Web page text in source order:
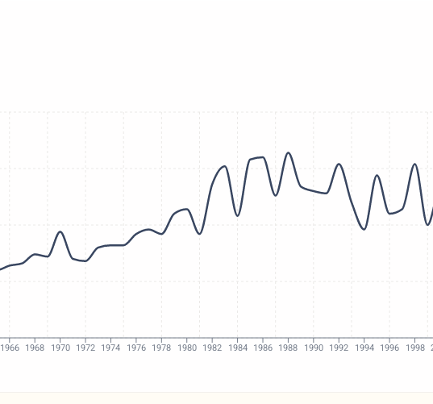
1966 1968 1970 1972 1974 1976 1978 1980 1982 1984 1986 1988 1990 1992 1994 1996 1998